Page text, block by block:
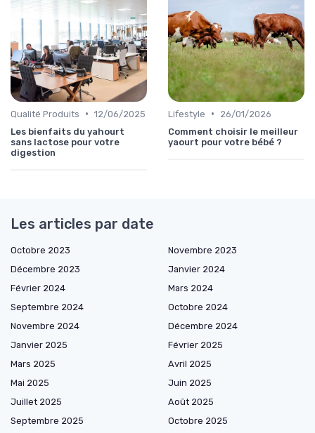
Qualité Produits • 12/06/2025
Les bienfaits du yahourt
sans lactose pour votre
digestion
Lifestyle •
26/01/2026
Comment choisir le meilleur
yaourt pour votre bébé ?
Les articles par date
Octobre 2023
Novembre 2023
Décembre 2023
Janvier 2024
Février 2024
Mars 2024
Septembre 2024
Octobre 2024
Novembre 2024
Décembre 2024
Janvier 2025
Février 2025
Mars 2025
Avril 2025
Mai 2025
Juin 2025
Juillet 2025
Août 2025
Septembre 2025
Octobre 2025